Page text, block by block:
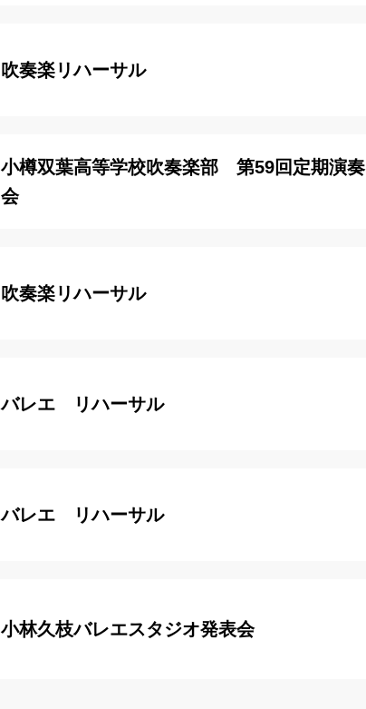
吹奏楽リハーサル
小樽双葉高等学校吹奏楽部 第59回定期演奏
会
吹奏楽リハーサル
バレエ リハーサル
バレエ リハーサル
小林久枝バレエスタジオ発表会